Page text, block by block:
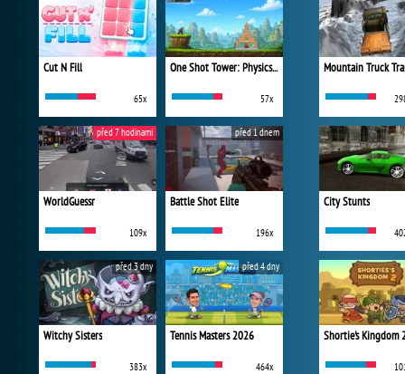
Cut N Fill
65x
One Shot Tower: Physics Destroyer
57x
WorldGuessr
109x
před 7 hodinami
Battle Shot Elite
196x
před 1 dnem
Witchy Sisters
383x
před 3 dny
Tennis Masters 2026
464x
před 4 dny
Mountain Truck
City Stunts
Shortie's Kingdom